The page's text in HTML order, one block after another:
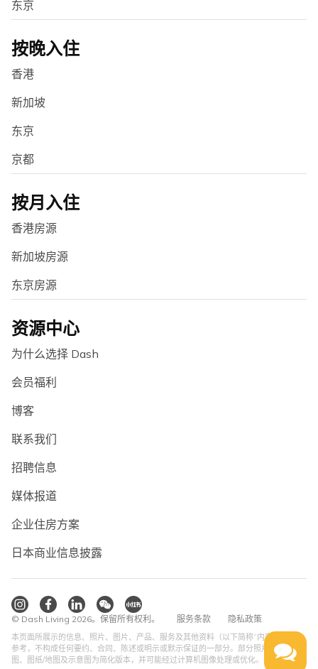
东京
按晚入住
香港
新加坡
东京
京都
按月入住
香港房源
新加坡房源
东京房源
资源中心
为什么选择 Dash
会员福利
博客
联系我们
招聘信息
媒体报道
企业住房方案
日本商业信息披露
© Dash Living 2026。保留所有权利。 服务条款 隐私政策
本页面所展示的信息、照片、图片、产品、服务及其他资料（以下简称“内容”）仅供
参考，不构成任何要约、合同、陈述或明示或默示保证的一部分。部分照片、平面
图、图纸/地图及示意图为简化版本，并可能经过计算机图像处理或优化。